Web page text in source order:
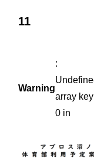
11
Warning
:
array key
0 in